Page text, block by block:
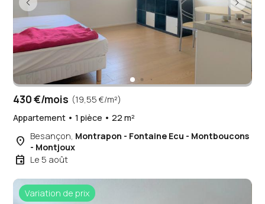
430 €/mois (19,55 €/m²)
Appartement • 1 pièce • 22 m²
place Besançon, Montrapon - Fontaine Ecu - Montboucons
- Montjoux
event Le 5 août
Variation de prix